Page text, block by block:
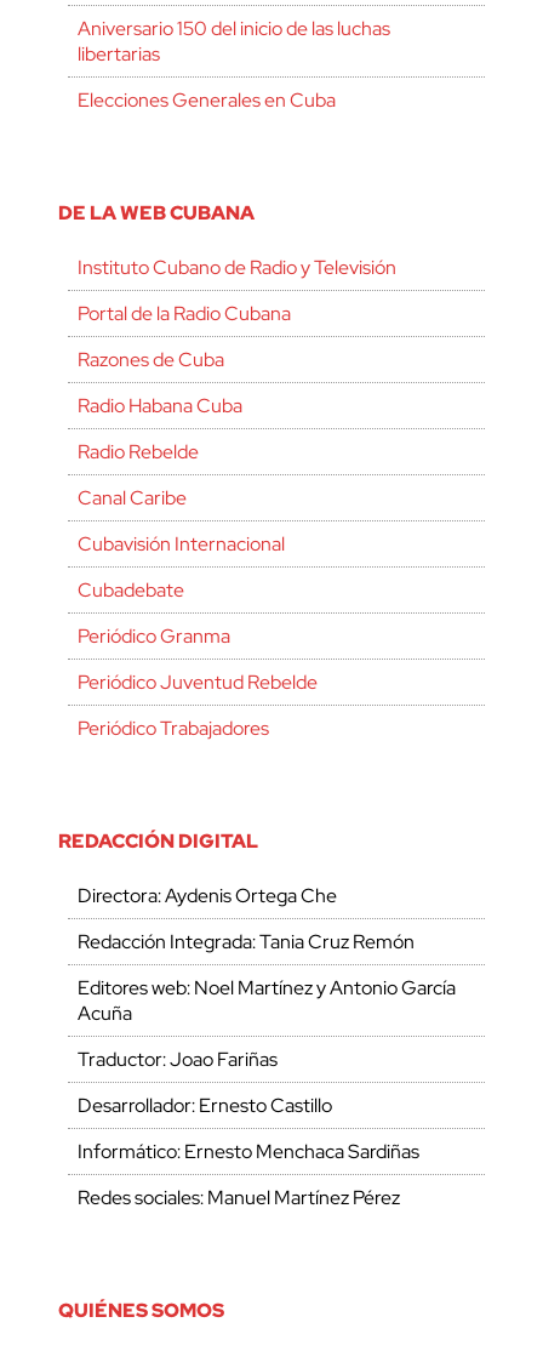
Aniversario 150 del inicio de las luchas
libertarias
Elecciones Generales en Cuba
DE LA WEB CUBANA
Instituto Cubano de Radio y Televisión
Portal de la Radio Cubana
Razones de Cuba
Radio Habana Cuba
Radio Rebelde
Canal Caribe
Cubavisión Internacional
Cubadebate
Periódico Granma
Periódico Juventud Rebelde
Periódico Trabajadores
REDACCIÓN DIGITAL
Directora: Aydenis Ortega Che
Redacción Integrada: Tania Cruz Remón
Editores web: Noel Martínez y Antonio García
Acuña
Traductor: Joao Fariñas
Desarrollador: Ernesto Castillo
Informático: Ernesto Menchaca Sardiñas
Redes sociales: Manuel Martínez Pérez
QUIÉNES SOMOS